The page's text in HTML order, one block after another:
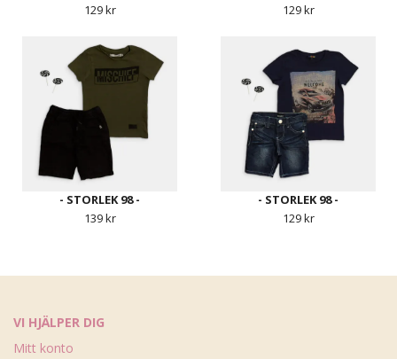
129 kr
129 kr
- STORLEK 98 -
139 kr
- STORLEK 98 -
129 kr
VI HJÄLPER DIG
Mitt konto